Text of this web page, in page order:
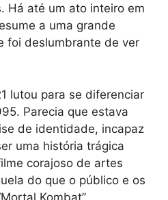
Há até um ato inteiro em
a uma grande
foi deslumbrante de ver
lutou para se diferenciar
Parecia que estava
de identidade, incapaz
uma história trágica
corajoso de artes
do que o público e os
Kombat”.